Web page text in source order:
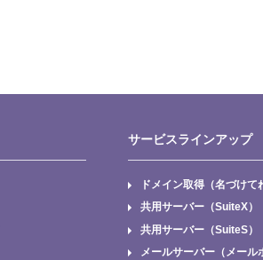
サービスラインアップ
ドメイン取得（名づけて
共用サーバー（SuiteX）
共用サーバー（SuiteS）
メールサーバー（メール